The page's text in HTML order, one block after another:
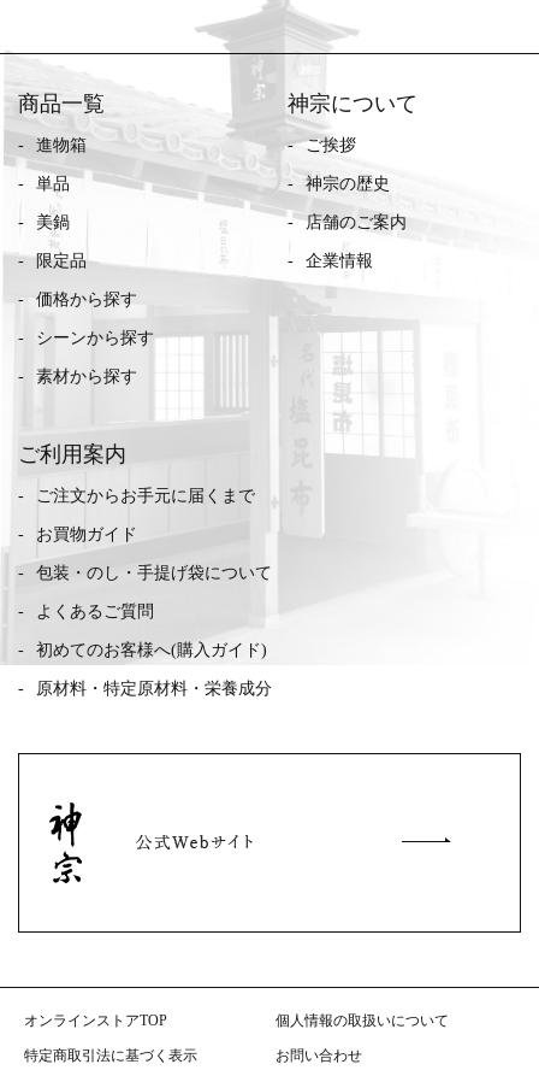
商品一覧
進物箱
単品
美鍋
限定品
価格から探す
シーンから探す
素材から探す
神宗について
ご挨拶
神宗の歴史
店舗のご案内
企業情報
ご利用案内
ご注文からお手元に届くまで
お買物ガイド
包装・のし・手提げ袋について
よくあるご質問
初めてのお客様へ(購入ガイド)
原材料・特定原材料・栄養成分
オンラインストアTOP 個人情報の取扱いについて
特定商取引法に基づく表示 お問い合わせ